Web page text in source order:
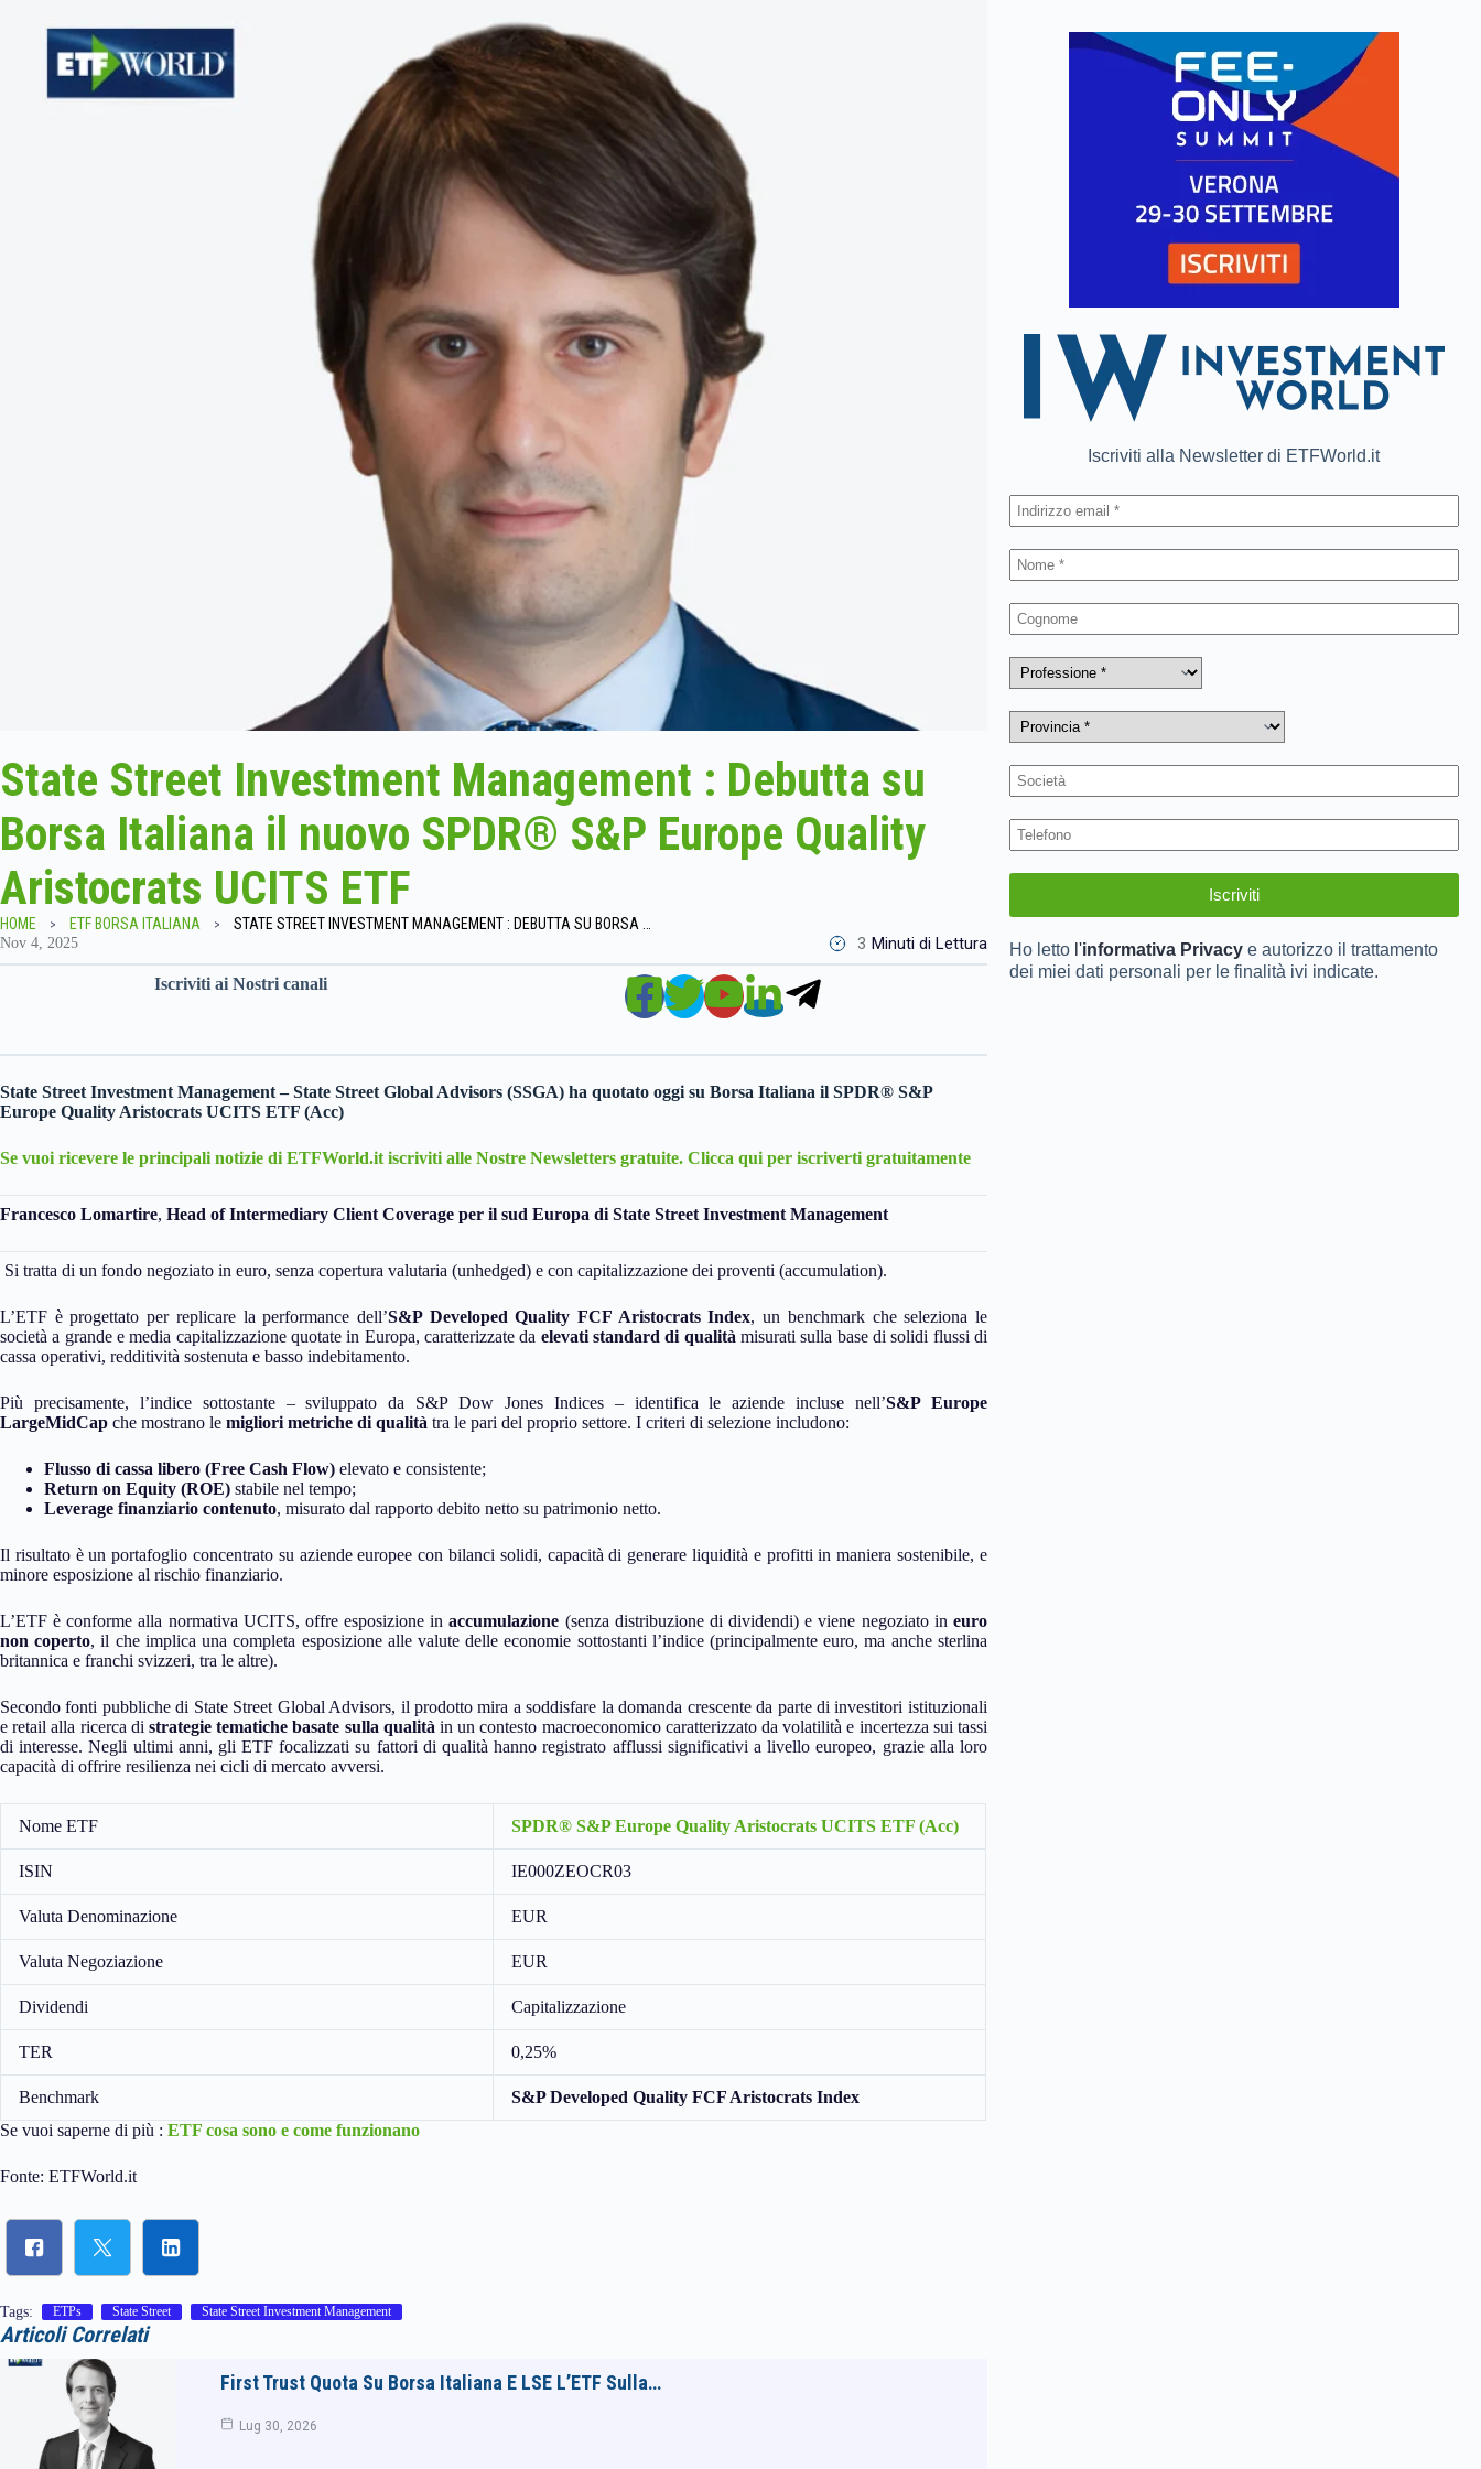
State Street Investment Management : Debutta su
Borsa Italiana il nuovo SPDR® S&P Europe Quality
Aristocrats UCITS ETF
HOME ETF BORSA ITALIANA
Nov 4, 2025 3 Minuti di Lettura
Iscriviti ai Nostri canali
State Street Investment Management – State Street Global Advisors (SSGA) ha quotato oggi su Borsa Italiana il SPDR® S&P
Europe Quality Aristocrats UCITS ETF (Acc)
Se vuoi ricevere le principali notizie di ETFWorld.it iscriviti alle Nostre Newsletters gratuite. Clicca qui per iscriverti gratuitamente
Francesco Lomartire, Head of Intermediary Client Coverage per il sud Europa di State Street Investment Management
Si tratta di un fondo negoziato in euro, senza copertura valutaria (unhedged) e con capitalizzazione dei proventi (accumulation).
L’ETF è progettato per replicare la performance dell’S&P Developed Quality FCF Aristocrats Index, un benchmark che seleziona le
società a grande e media capitalizzazione quotate in Europa, caratterizzate da elevati standard di qualità misurati sulla base di solidi flussi di
cassa operativi, redditività sostenuta e basso indebitamento.
Più precisamente, l’indice sottostante – sviluppato da S&P Dow Jones Indices – identifica le aziende incluse nell’S&P Europe
LargeMidCap che mostrano le migliori metriche di qualità tra le pari del proprio settore. I criteri di selezione includono:
Flusso di cassa libero (Free Cash Flow) elevato e consistente;
Return on Equity (ROE) stabile nel tempo;
Leverage finanziario contenuto, misurato dal rapporto debito netto su patrimonio netto.
Il risultato è un portafoglio concentrato su aziende europee con bilanci solidi, capacità di generare liquidità e profitti in maniera sostenibile, e
minore esposizione al rischio finanziario.
L’ETF è conforme alla normativa UCITS, offre esposizione inaccumulazione (senza distribuzione di dividendi) e viene negoziato in euro
non coperto, il che implica una completa esposizione alle valute delle economie sottostanti l’indice (principalmente euro, ma anche sterlina
britannica e franchi svizzeri, tra le altre).
Secondo fonti pubbliche di State Street Global Advisors, il prodotto mira a soddisfare la domanda crescente da parte di investitori istituzionali
e retail alla ricerca di strategie tematiche basate sulla qualità in un contesto macroeconomico caratterizzato da volatilità e incertezza sui tassi
di interesse. Negli ultimi anni, gli ETF focalizzati su fattori di qualità hanno registrato afflussi significativi a livello europeo, grazie alla loro
capacità di offrire resilienza nei cicli di mercato avversi.
Nome ETF SPDR® S&P Europe Quality Aristocrats UCITS ETF (Acc)
ISIN IE000ZEOCR03
Valuta Denominazione EUR
Valuta Negoziazione EUR
Dividendi Capitalizzazione
TER 0,25%
Benchmark
S&P Developed Quality FCF Aristocrats Index
Se vuoi saperne di più : ETF cosa sono e come funzionano
Fonte: ETFWorld.it
Tags: ETPs State Street State Street Investment Management
Articoli Correlati
First Trust Quota Su Borsa Italiana E LSE L’ETF Sulla…
Lug 30, 2026
Iscriviti alla Newsletter di ETFWorld.it
Ho letto l'informativa Privacye autorizzo il trattamento
dei miei dati personali per le finalità ivi indicate.